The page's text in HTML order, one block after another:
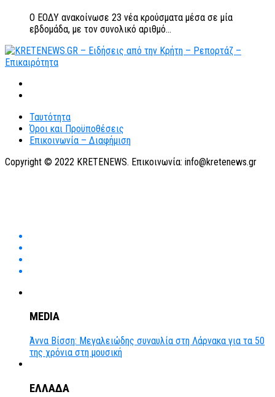
Ο ΕΟΔΥ ανακοίνωσε 23 νέα κρούσματα μέσα σε μία
εβδομάδα, με τον συνολικό αριθμό...
Ταυτότητα
Όροι και Προϋποθέσεις
Επικοινωνία – Διαφήμιση
Copyright © 2022 KRETENEWS. Επικοινωνία: info@kretenews.gr
MEDIA
Άννα Βίσση: Μεγαλειώδης συναυλία στη Λάρνακα για τα 50
της χρόνια στη μουσική
ΕΛΛΑΔΑ